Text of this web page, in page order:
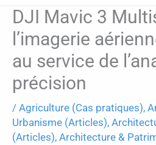
DJI Mavic 3
l’imagerie
au service de
précision
/ Agriculture (Cas pratiques),
Urbanisme (Articles),
(Articles), Architecture &